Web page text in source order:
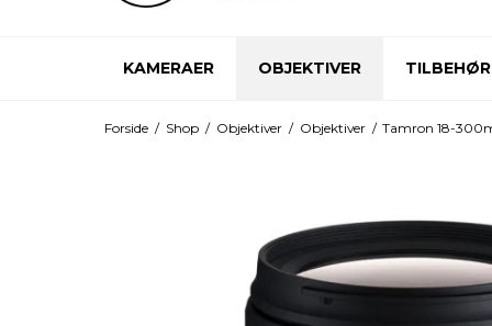
KAMERAER OBJEKTIVER TILBEHØR
Forside / Shop / Objektiver / Objektiver / Tamron 18-